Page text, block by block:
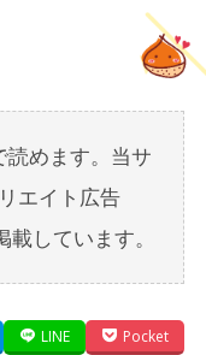
読めます。当サ
エイト広告
しています。
LINE Pocket